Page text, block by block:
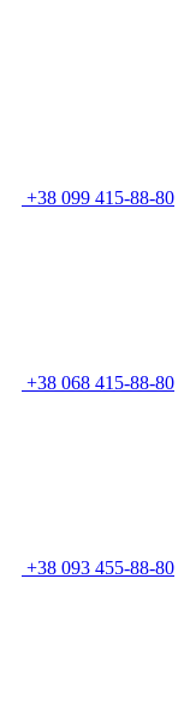
+38 099 415-88-80
+38 068 415-88-80
+38 093 455-88-80